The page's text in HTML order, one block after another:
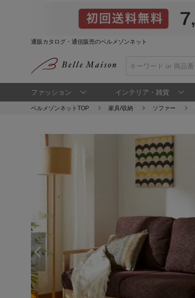
通販カタログ・通信販売のベルメゾンネット
ファッション インテリア・雑貨
ベルメゾンネットTOP 家具/収納 ソファー